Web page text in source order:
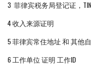
3 菲律宾税务局登记证，
4 收入来源证明
5 菲律宾常住地址 和 其他
6 工作单位 证明 工作ID